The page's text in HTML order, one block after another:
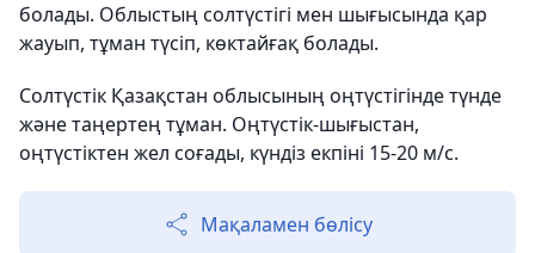
болады. Облыстың солтүстігі мен шығысында қар
жауып, тұман түсіп, көктайғақ болады.
Солтүстік Қазақстан облысының оңтүстігінде түнде
және таңертең тұман. Оңтүстік-шығыстан,
оңтүстіктен жел соғады, күндіз екпіні 15-20 м/с.
Мақаламен бөлісу